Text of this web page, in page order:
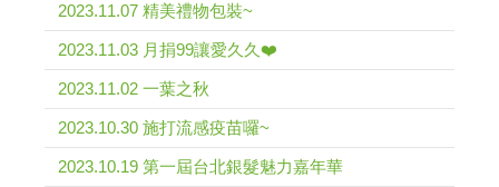
2023.11.07 精美禮物包裝~
2023.11.03 月捐99讓愛久久❤️
2023.11.02 一葉之秋
2023.10.30 施打流感疫苗囉~
2023.10.19 第一屆台北銀髮魅力嘉年華